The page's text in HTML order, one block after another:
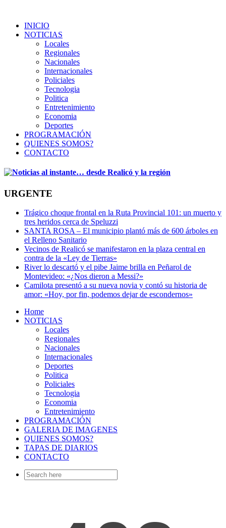
INICIO
NOTICIAS
Locales
Regionales
Nacionales
Internacionales
Policiales
Tecnologia
Politica
Entretenimiento
Economia
Deportes
PROGRAMACIÓN
QUIENES SOMOS?
CONTACTO
URGENTE
Trágico choque frontal en la Ruta Provincial 101: un muerto y
tres heridos cerca de Speluzzi
SANTA ROSA – El municipio plantó más de 600 árboles en
el Relleno Sanitario
Vecinos de Realicó se manifestaron en la plaza central en
contra de la «Ley de Tierras»
River lo descartó y el pibe Jaime brilla en Peñarol de
Montevideo: «¿Nos dieron a Messi?»
Camilota presentó a su nueva novia y contó su historia de
amor: «Hoy, por fin, podemos dejar de escondernos»
Home
NOTICIAS
Locales
Regionales
Nacionales
Internacionales
Deportes
Politica
Policiales
Tecnologia
Economia
Entretenimiento
PROGRAMACIÓN
GALERIA DE IMAGENES
QUIENES SOMOS?
TAPAS DE DIARIOS
CONTACTO
Search
for: